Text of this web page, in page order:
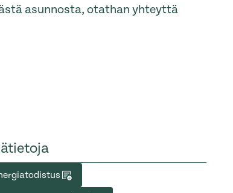
asunnosta, otathan yhteyttä